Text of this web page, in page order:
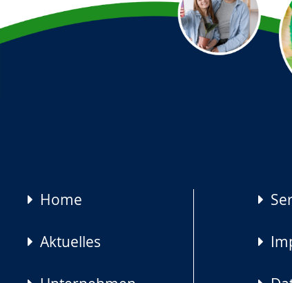
Navigation
Home
Aktuelles